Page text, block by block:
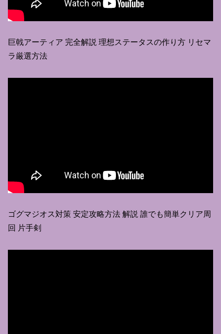
巨戟アーティア 完全解説 理想ステータスの作り方 リセマ
ラ厳選方法
ゴグマジオス対策 安定攻略方法 解説 誰でも簡単クリア周
回 片手剣